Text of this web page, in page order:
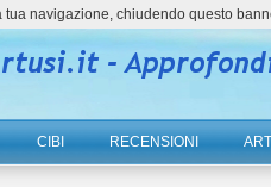
CIBI RECENSIONI
navigazione, chiudendo questo